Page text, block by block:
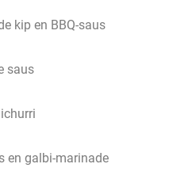
kip en BBQ-saus
saus
en galbi-marinade